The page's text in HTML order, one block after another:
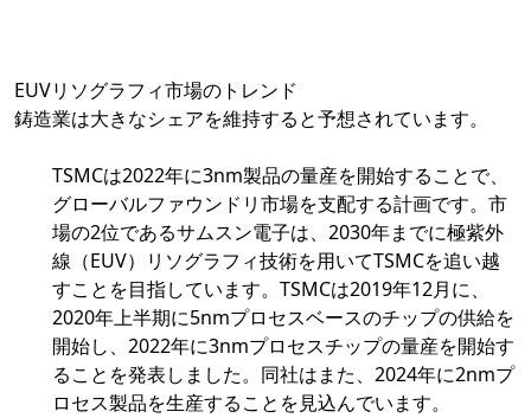
EUVリソグラフィ市場のトレンド
鋳造業は大きなシェアを維持すると予想されています。
TSMCは2022年に3nm製品の量産を開始することで、
グローバルファウンドリ市場を支配する計画です。市
場の2位であるサムスン電子は、2030年までに極紫外
線（EUV）リソグラフィ技術を用いてTSMCを追い越
すことを目指しています。TSMCは2019年12月に、
2020年上半期に5nmプロセスベースのチップの供給を
開始し、2022年に3nmプロセスチップの量産を開始す
ることを発表しました。同社はまた、2024年に2nmプ
ロセス製品を生産することを見込んでいます。